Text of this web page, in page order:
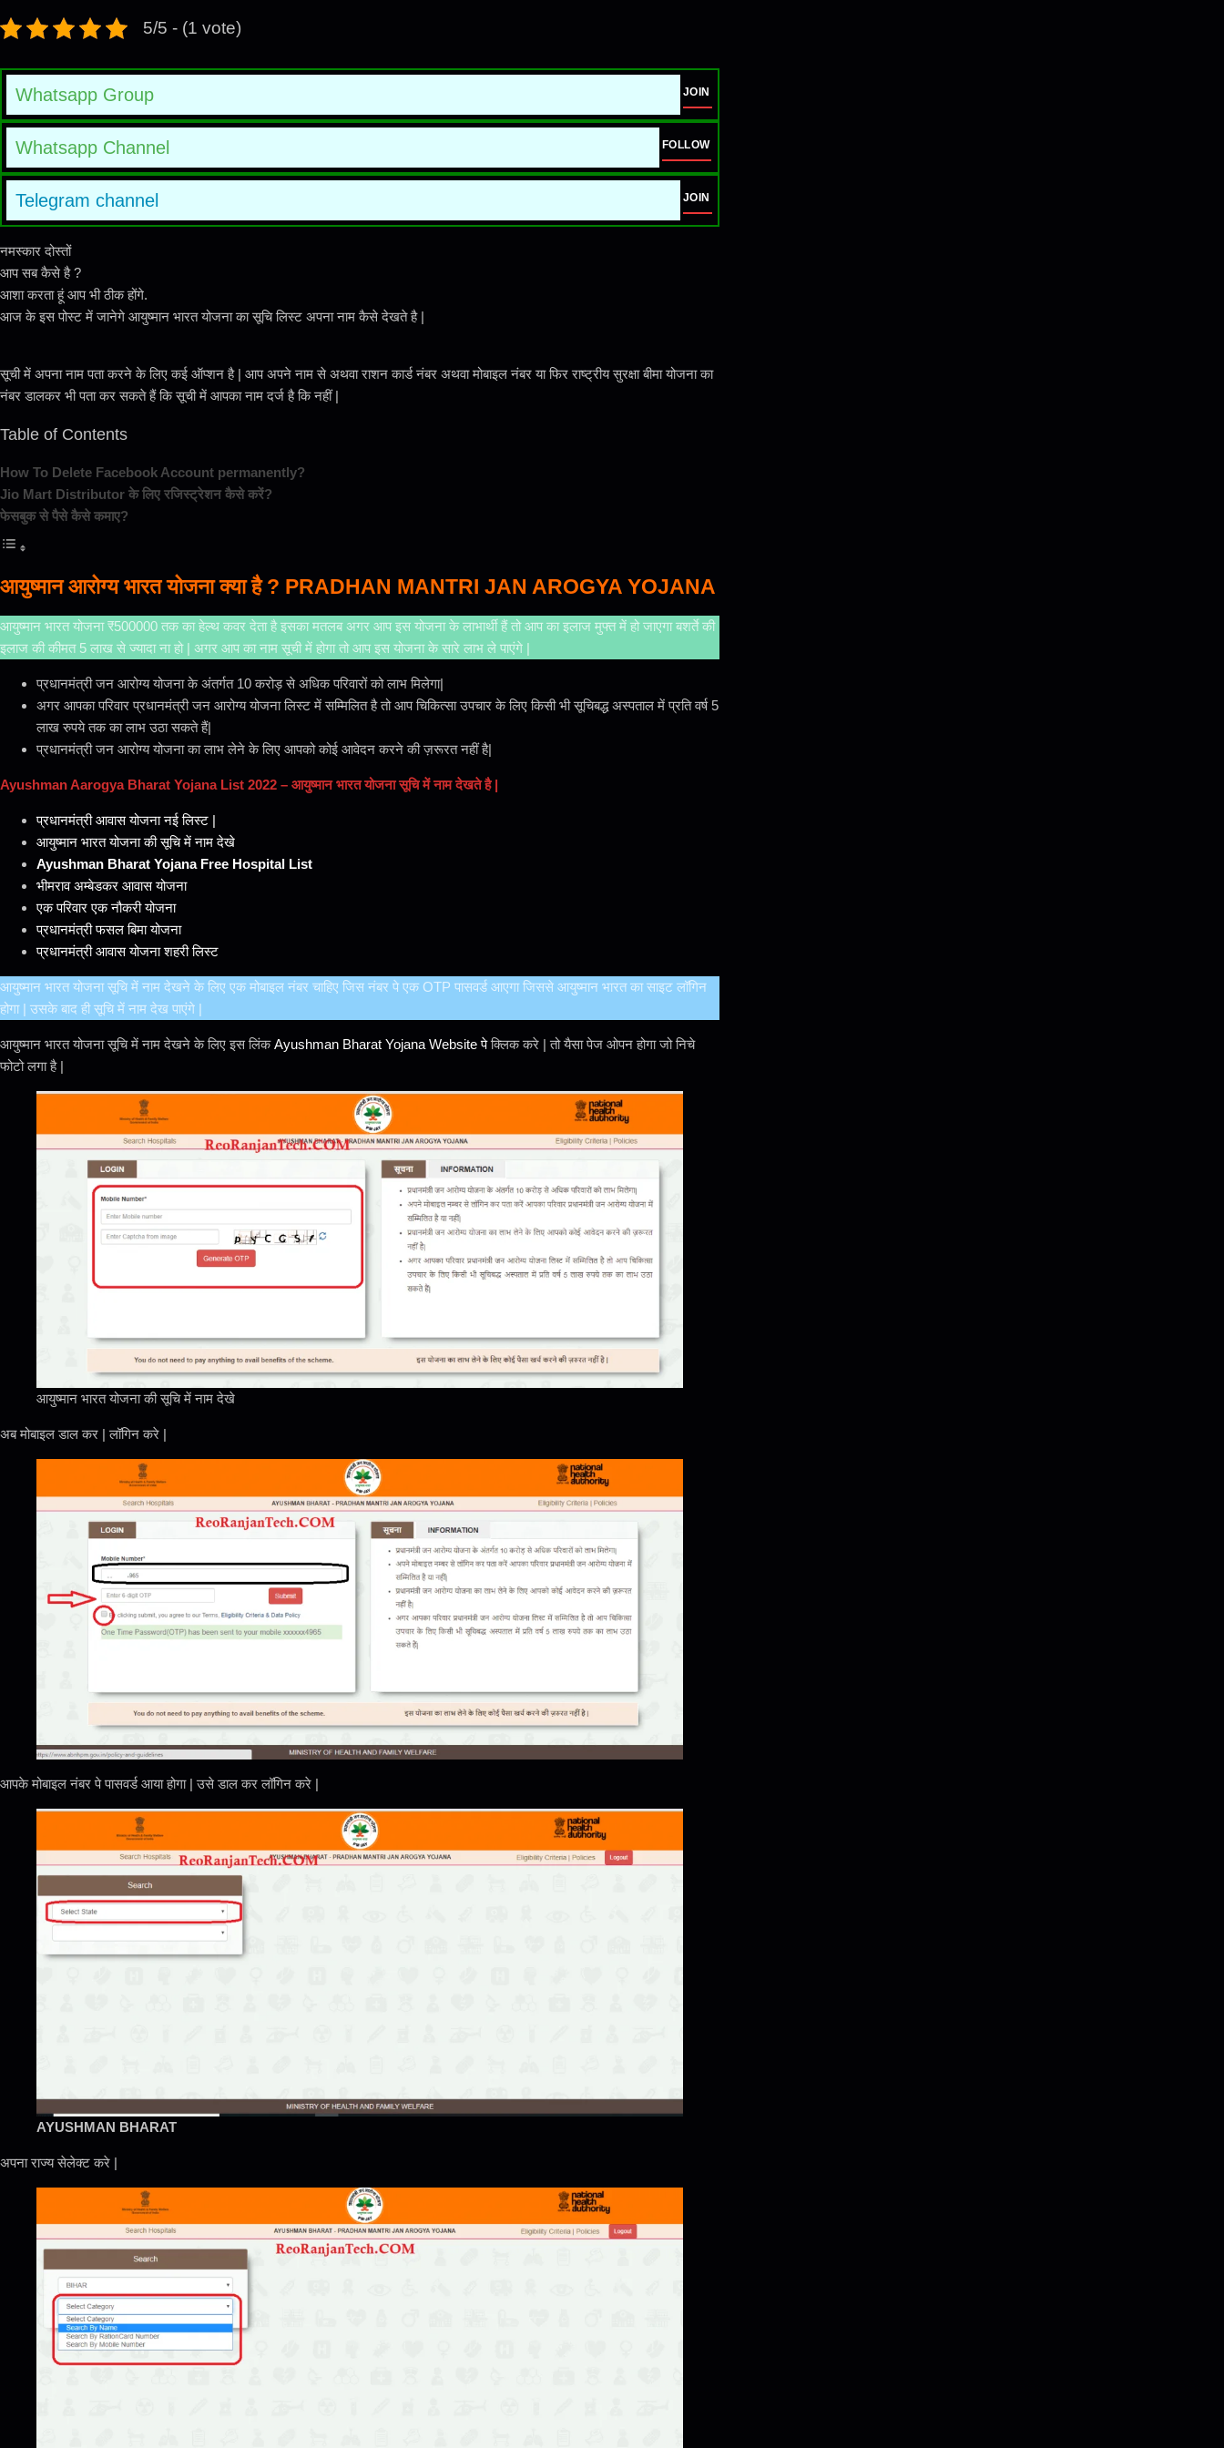
5/5 - (1 vote)
Whatsapp Group JOIN
Whatsapp Channel FOLLOW
Telegram channel JOIN
नमस्कार दोस्तों
आप सब कैसे है ?
आशा करता हूं आप भी ठीक होंगे.
आज के इस पोस्ट में जानेगे आयुष्मान भारत योजना का सूचि लिस्ट अपना नाम कैसे देखते है |
सूची में अपना नाम पता करने के लिए कई ऑप्शन है | आप अपने नाम से अथवा राशन कार्ड नंबर अथवा मोबाइल नंबर या फिर राष्ट्रीय सुरक्षा बीमा योजना का
नंबर डालकर भी पता कर सकते हैं कि सूची में आपका नाम दर्ज है कि नहीं |
Table of Contents
How To Delete Facebook Account permanently?
Jio Mart Distributor के लिए रजिस्ट्रेशन कैसे करें?
फेसबुक से पैसे कैसे कमाए?
आयुष्मान आरोग्य भारत योजना क्या है ? PRADHAN MANTRI JAN AROGYA YOJANA
आयुष्मान भारत योजना ₹500000 तक का हेल्थ कवर देता है इसका मतलब अगर आप इस योजना के लाभार्थी हैं तो आप का इलाज मुफ्त में हो जाएगा बशर्ते की
इलाज की कीमत 5 लाख से ज्यादा ना हो | अगर आप का नाम सूची में होगा तो आप इस योजना के सारे लाभ ले पाएंगे |
प्रधानमंत्री जन आरोग्य योजना के अंतर्गत 10 करोड़ से अधिक परिवारों को लाभ मिलेगा|
अगर आपका परिवार प्रधानमंत्री जन आरोग्य योजना लिस्ट में सम्मिलित है तो आप चिकित्सा उपचार के लिए किसी भी सूचिबद्ध अस्पताल में प्रति वर्ष 5
लाख रुपये तक का लाभ उठा सकते हैं|
प्रधानमंत्री जन आरोग्य योजना का लाभ लेने के लिए आपको कोई आवेदन करने की ज़रूरत नहीं है|
Ayushman Aarogya Bharat Yojana List 2022 – आयुष्मान भारत योजना सूचि में नाम देखते है |
प्रधानमंत्री आवास योजना नई लिस्ट |
आयुष्मान भारत योजना की सूचि में नाम देखे
Ayushman Bharat Yojana Free Hospital List
भीमराव अम्बेडकर आवास योजना
एक परिवार एक नौकरी योजना
प्रधानमंत्री फसल बिमा योजना
प्रधानमंत्री आवास योजना शहरी लिस्ट
आयुष्मान भारत योजना सूचि में नाम देखने के लिए एक मोबाइल नंबर चाहिए जिस नंबर पे एक OTP पासवर्ड आएगा जिससे आयुष्मान भारत का साइट लॉगिन
होगा | उसके बाद ही सूचि में नाम देख पाएंगे |
आयुष्मान भारत योजना सूचि में नाम देखने के लिए इस लिंकAyushman Bharat Yojana Website पेक्लिक करे | तो यैसा पेज ओपन होगा जो निचे
फोटो लगा है |
आयुष्मान भारत योजना की सूचि में नाम देखे
अब मोबाइल डाल कर | लॉगिन करे |
आपके मोबाइल नंबर पे पासवर्ड आया होगा | उसे डाल कर लॉगिन करे |
AYUSHMAN BHARAT
अपना राज्य सेलेक्ट करे |